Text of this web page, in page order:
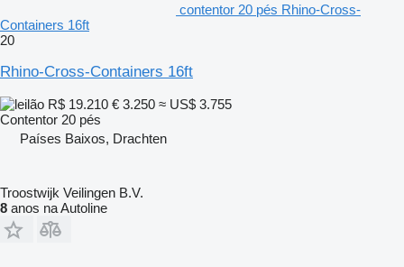
contentor 20 pés Rhino-Cross-
Containers 16ft
20
Rhino-Cross-Containers 16ft
R$ 19.210 € 3.250 ≈ US$ 3.755
Contentor 20 pés
Países Baixos, Drachten
Troostwijk Veilingen B.V.
8 anos na Autoline